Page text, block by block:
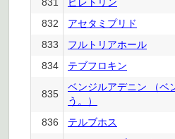
831
ピレトリン
832
アセタミプリド
833
フルトリアホール
834
テブフロキン
835
ベンジルアデニン （ベ
う。）
836 テルブホス